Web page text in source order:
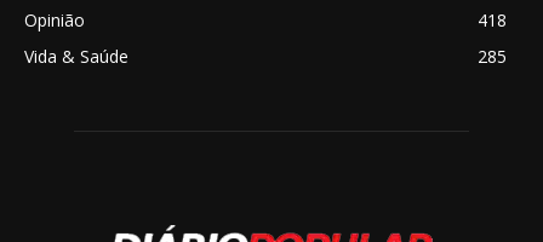
Opinião
418
Vida & Saúde
285